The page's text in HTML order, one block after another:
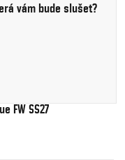
vám bude slušet?
FW SS27